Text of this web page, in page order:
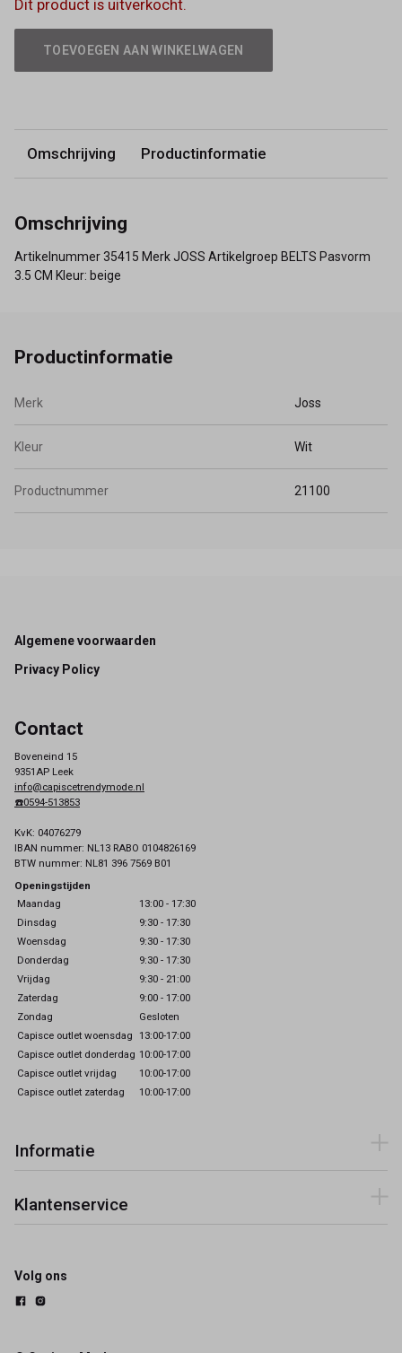
Dit product is uitverkocht.
TOEVOEGEN AAN WINKELWAGEN
Omschrijving Productinformatie
Omschrijving
Artikelnummer 35415 Merk JOSS Artikelgroep BELTS Pasvorm
3.5 CM Kleur: beige
Productinformatie
Merk Joss
Kleur Wit
Productnummer 21100
Footer
Algemene voorwaarden
Privacy Policy
Contact
Boveneind 15
9351AP Leek
info@capiscetrendymode.nl
☎️0594-513853
KvK: 04076279
IBAN nummer: NL13 RABO 0104826169
BTW nummer: NL81 396 7569 B01
Openingstijden
Maandag
13:00 - 17:30
Dinsdag
9:30 - 17:30
Woensdag
9:30 - 17:30
Donderdag
9:30 - 17:30
Vrijdag
9:30 - 21:00
Zaterdag
9:00 - 17:00
Zondag
Gesloten
Capisce outlet woensdag 13:00-17:00
Capisce outlet donderdag 10:00-17:00
Capisce outlet vrijdag
10:00-17:00
Capisce outlet zaterdag
10:00-17:00
Informatie
Klantenservice
Volg ons